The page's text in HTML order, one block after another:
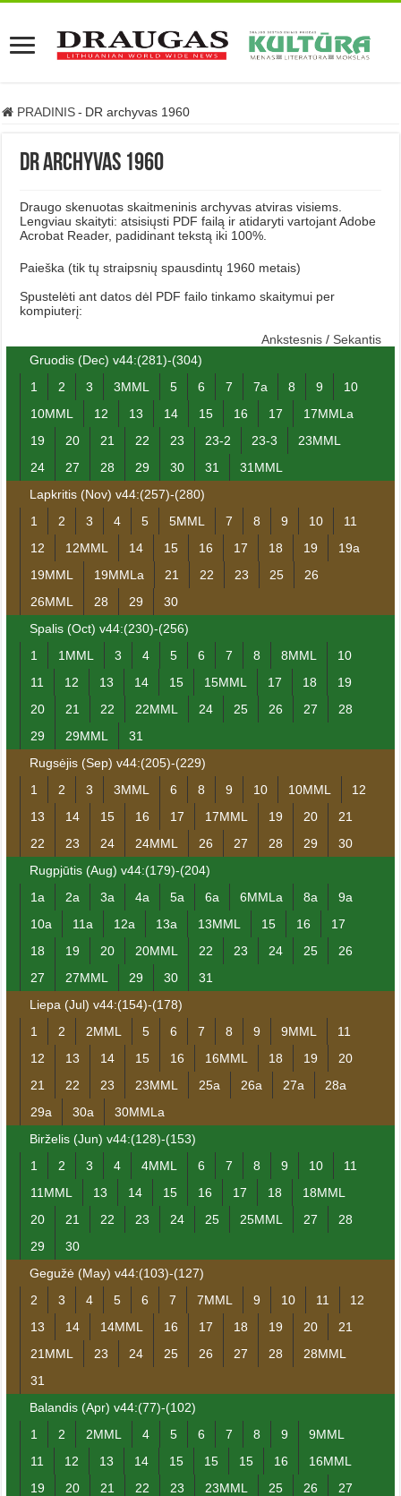
PRADINIS - DR archyvas 1960
DR archyvas 1960
Draugo skenuotas skaitmeninis archyvas atviras visiems.
Lengviau skaityti: atsisiųsti PDF failą ir atidaryti vartojant Adobe
Acrobat Reader, padidinant tekstą iki 100%.
Paieška (tik tų straipsnių spausdintų 1960 metais)
Spustelėti ant datos dėl PDF failo tinkamo skaitymui per
kompiuterį:
Ankstesnis / Sekantis
Gruodis (Dec) v44:(281)-(304)
1
2 3 3MML 5 6 7 7a 8 9
10
10MML
12 13 14 15 16 17
17MMLa
19
20 21 22 23 23-2 23-3
23MML
24
27 28 29 30 31
31MML
Lapkritis (Nov) v44:(257)-(280)
1
2 3 4 5 5MML 7 8 9 10
11
12
12MML 14 15 16 17 18 19
19a
19MML
19MMLa 21 22 23 25
26
26MML
28 29
30
Spalis (Oct) v44:(230)-(256)
1
1MML 3 4 5 6 7 8 8MML
10
11
12 13 14 15 15MML 17 18
19
20
21 22 22MML 24 25 26 27
28
29
29MML
31
Rugsėjis (Sep) v44:(205)-(229)
1
2 3 3MML 6 8 9 10 10MML
12
13
14 15 16 17 17MML 19 20
21
22
23 24 24MML 26 27 28 29
30
Rugpjūtis (Aug) v44:(179)-(204)
1a
2a 3a 4a 5a 6a 6MMLa 8a
9a
10a
11a 12a 13a 13MML 15 16
17
18
19 20 20MML 22 23 24 25
26
27
27MML 29 30
31
Liepa (Jul) v44:(154)-(178)
1
2 2MML 5 6 7 8 9 9MML
11
12
13 14 15 16 16MML 18 19
20
21
22 23 23MML 25a 26a 27a
28a
29a
30a
30MMLa
Birželis (Jun) v44:(128)-(153)
1
2 3 4 4MML 6 7 8 9 10
11
11MML
13 14 15 16 17 18
18MML
20
21 22 23 24 25 25MML 27
28
29
30
Gegužė (May) v44:(103)-(127)
2
3 4 5 6 7 7MML 9 10 11
12
13
14 14MML 16 17 18 19 20
21
21MML
23 24 25 26 27 28
28MML
31
Balandis (Apr) v44:(77)-(102)
1
2 2MML 4 5 6 7 8 9
9MML
11
12 13 14 15 15 15 16
16MML
19
20 21 22 23 23MML 25 26
27